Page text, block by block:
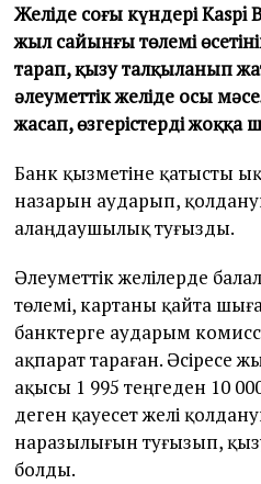
Желіде соңғы күндері
жыл сайынғы төлемі
тарап, қызу талқыланып
әлеуметтік желіде осы
жасап, өзгерістерді жоққа
Банк қызметіне қатысты
назарын аударып,
алаңдаушылық туғызды.
Әлеуметтік желілерде
төлемі, картаны қайта
банктерге аударым
ақпарат тараған. Әсіресе
ақысы 1 995 теңгеден 10
деген қауесет желі
наразылығын туғызып,
болды.